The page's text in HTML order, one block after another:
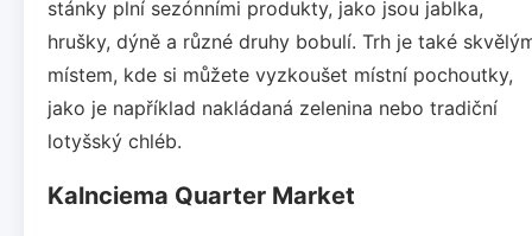
stánky plní sezónními produkty, jako jsou jablka,
hrušky, dýně a různé druhy bobulí. Trh je také
místem, kde si můžete vyzkoušet místní pochoutky,
jako je například nakládaná zelenina nebo tradiční
lotyšský chléb.
Kalnciema Quarter Market